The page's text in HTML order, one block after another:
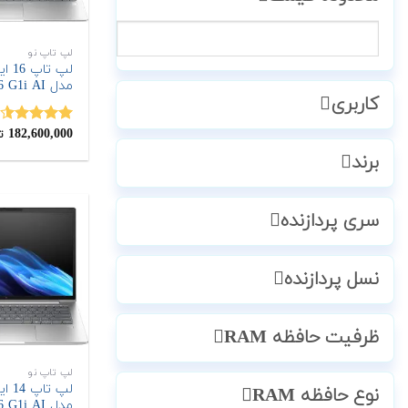
کاربری
برند
سری پردازنده
نسل پردازنده
ظرفیت حافظه RAM
نوع حافظه RAM
لپ تاپ نو
مدل EliteBook 6 G1i AI
نمره4.50
182,600,000
لپ تاپ نو